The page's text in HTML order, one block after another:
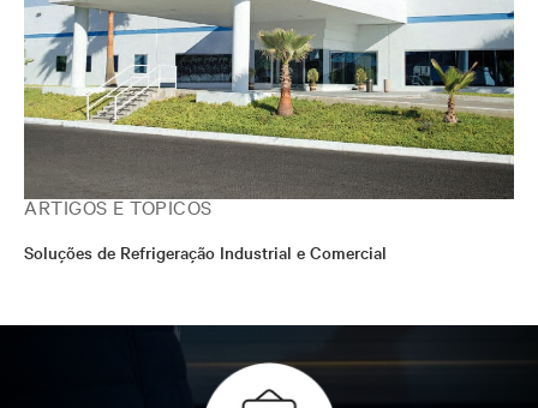
ARTIGOS E TÓPICOS
Soluções de Refrigeração Industrial e Comercial